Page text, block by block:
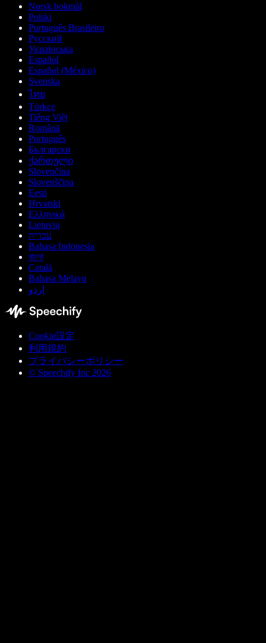
Norsk bokmål
Polski
Português Brasileiro
Русский
Українська
Español
Español (México)
Svenska
ไทย
Türkçe
Tiếng Việt
Română
Português
Български
ქართული
Slovenčina
Slovenščina
Eesti
Hrvatski
Ελληνικά
Lietuvių
עברית
Bahasa Indonesia
বাংলা
Català
Bahasa Melayu
اردو
Cookie設定
利用規約
プライバシーポリシー
© Speechify Inc 2026